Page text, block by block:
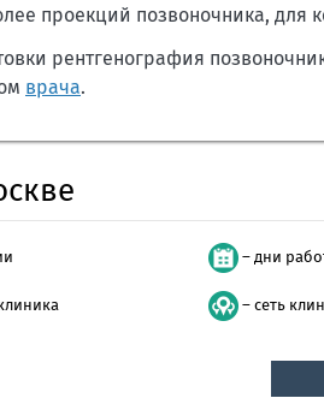
проекций позвоночника, для
рентгенография
врача.
– дни
– сеть